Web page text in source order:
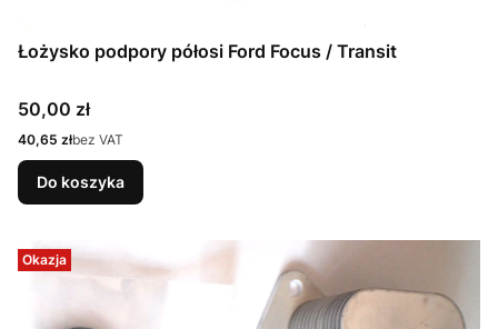
Łożysko podpory półosi Ford Focus / Transit
Cena
50,00 zł
Cena
40,65 złbez VAT
Do koszyka
Okazja